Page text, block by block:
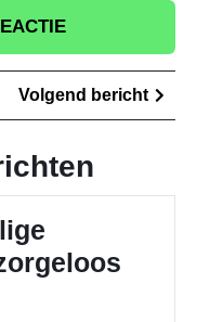
Volgend bericht
bericht